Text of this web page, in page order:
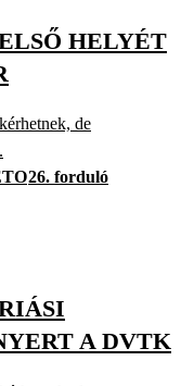
HELYÉT
de
26. forduló
A DVTK